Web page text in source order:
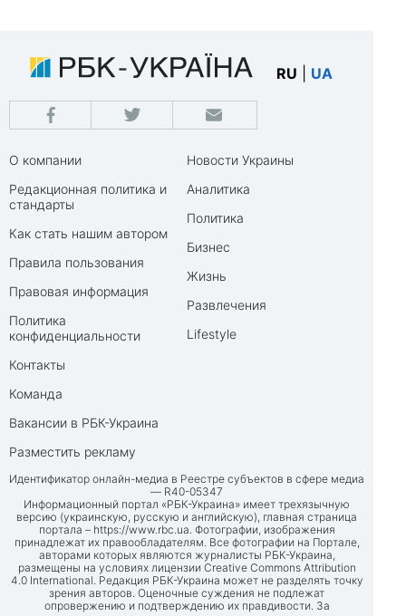
RU UA
О компании
Редакционная политика и
стандарты
Как стать нашим автором
Правила пользования
Правовая информация
Политика
конфиденциальности
Контакты
Команда
Вакансии в РБК-Украина
Разместить рекламу
Новости Украины
Аналитика
Политика
Бизнес
Жизнь
Развлечения
Lifestyle
Идентификатор онлайн-медиа в Реестре субъектов в сфере медиа
— R40-05347
Информационный портал «РБК-Украина» имеет трехязычную
версию (украинскую, русскую и английскую), главная страница
портала – https://www.rbc.ua. Фотографии, изображения
принадлежат их правообладателям. Все фотографии на Портале,
авторами которых являются журналисты РБК-Украина,
размещены на условиях лицензии Creative Commons Attribution
4.0 International. Редакция РБК-Украина может не разделять точку
зрения авторов. Оценочные суждения не подлежат
опровержению и подтверждению их правдивости. За